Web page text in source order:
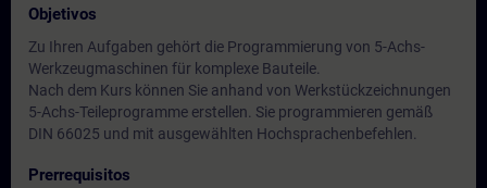
Objetivos
Zu Ihren Aufgaben gehört die Programmierung von 5-Achs-
Werkzeugmaschinen für komplexe Bauteile.
Nach dem Kurs können Sie anhand von Werkstückzeichnungen
5-Achs-Teileprogramme erstellen. Sie programmieren gemäß
DIN 66025 und mit ausgewählten Hochsprachenbefehlen.
Prerrequisitos